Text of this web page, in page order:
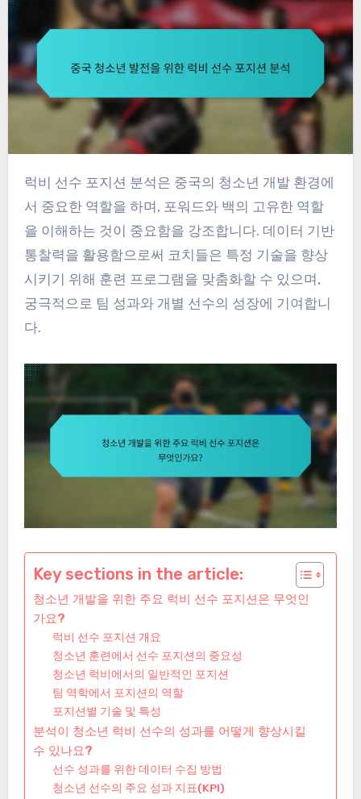
럭비 선수 포지션 분석은 중국의 청소년 개발 환경에
서 중요한 역할을 하며, 포워드와 백의 고유한 역할
을 이해하는 것이 중요함을 강조합니다. 데이터 기반
통찰력을 활용함으로써 코치들은 특정 기술을 향상
시키기 위해 훈련 프로그램을 맞춤화할 수 있으며,
궁극적으로 팀 성과와 개별 선수의 성장에 기여합니
다.
Key sections in the article:
청소년 개발을 위한 주요 럭비 선수 포지션은 무엇인
가요?
럭비 선수 포지션 개요
청소년 훈련에서 선수 포지션의 중요성
청소년 럭비에서의 일반적인 포지션
팀 역학에서 포지션의 역할
포지션별 기술 및 특성
분석이 청소년 럭비 선수의 성과를 어떻게 향상시킬
수 있나요?
선수 성과를 위한 데이터 수집 방법
청소년 선수의 주요 성과 지표(KPI)